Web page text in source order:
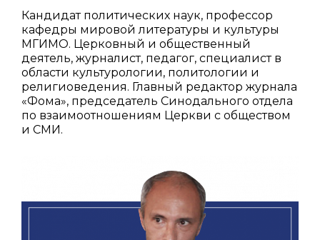
Кандидат политических наук, профессор
кафедры мировой литературы и культуры
МГИМО. Церковный и общественный
деятель, журналист, педагог, специалист в
области культурологии, политологии и
религиоведения. Главный редактор журнала
«Фома», председатель Синодального отдела
по взаимоотношениям Церкви с обществом
и СМИ.